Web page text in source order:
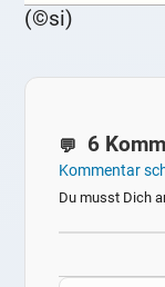
(©si)
6
Kommentar
Du musst Dich